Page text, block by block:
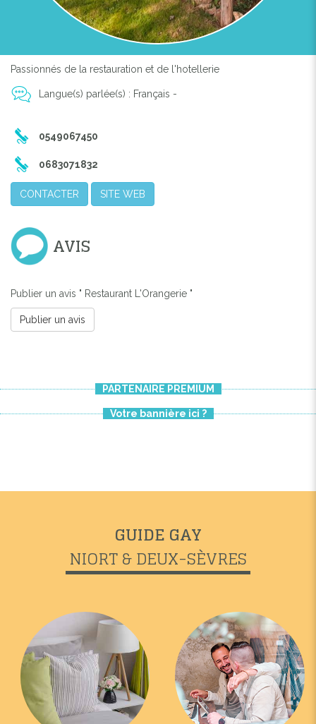
Passionnés de la restauration et de l'hotellerie
Langue(s) parlée(s) : Français -
0549067450
0683071832
CONTACTER SITE WEB
AVIS
Publier un avis " Restaurant L'Orangerie "
Publier un avis
PARTENAIRE PREMIUM
Votre bannière ici ?
GUIDE GAY
NIORT & DEUX-SÈVRES